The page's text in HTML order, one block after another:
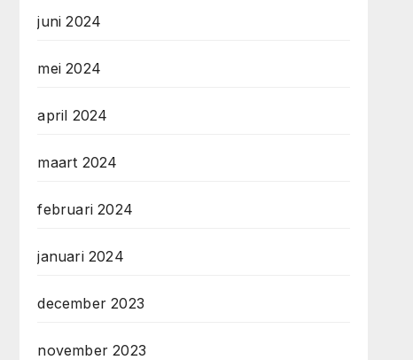
juni 2024
mei 2024
april 2024
maart 2024
februari 2024
januari 2024
december 2023
november 2023